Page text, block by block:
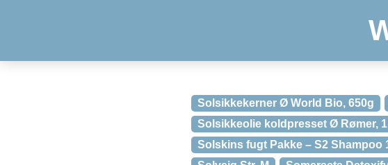
Solsikkekerner Ø World Bio, 650g
Solsikkeolie koldpresset Ø Rømer,
Solskins fugt Pakke – S2 Shampoo